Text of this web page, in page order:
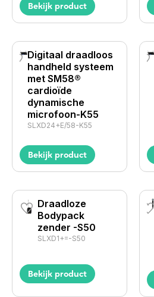
Bekijk product
Digitaal draadloos
handheld systeem
met SM58®
cardioïde
dynamische
microfoon-K55
SLXD24+E/58-K55
Bekijk product
Draadloze
Bodypack
zender -S50
SLXD1+=-S50
Bekijk product